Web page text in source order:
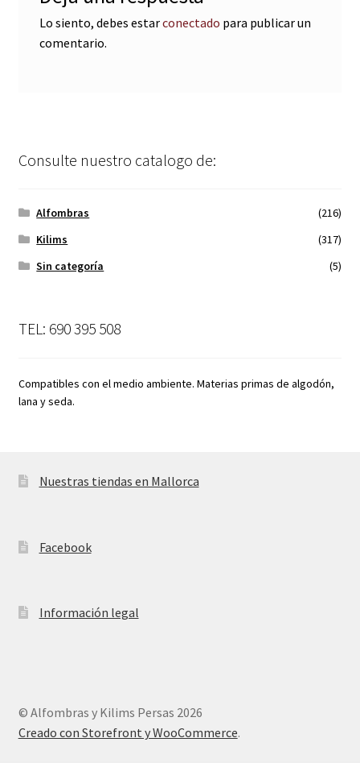
Lo siento, debes estarconectado para publicar un
comentario.
Consulte nuestro catalogo de:
Alfombras
(216)
Kilims
(317)
Sin categoría
(5)
TEL: 690 395 508
Compatibles con el medio ambiente. Materias primas de algodón,
lana y seda.
Nuestras tiendas en Mallorca
Facebook
Información legal
© Alfombras y Kilims Persas 2026
Creado con Storefront y WooCommerce.